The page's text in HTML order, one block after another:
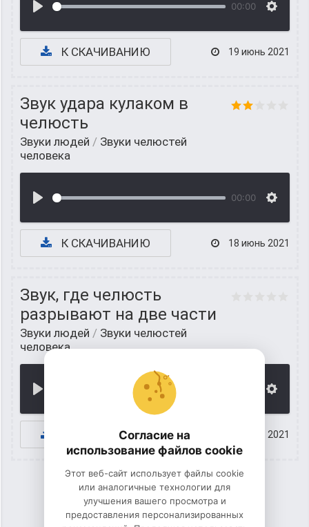
00:00
К СКАЧИВАНИЮ 19 июнь 2021
Звук удара кулаком в
челюсть
Звуки людей / Звуки челюстей
человека
00:00
К СКАЧИВАНИЮ 18 июнь 2021
Звук, где челюсть
разрывают на две части
Звуки людей / Звуки челюстей
человека
К СКАЧИВАНИЮ 17 июнь 2021
Согласие на
использование файлов cookie
Этот веб-сайт использует файлы cookie
или аналогичные технологии для
улучшения вашего просмотра и
предоставления персонализированных